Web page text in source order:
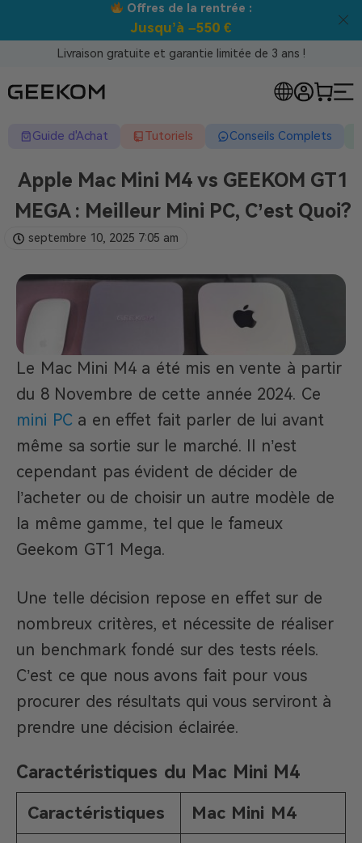
Meilleur prix garanti tous canaux !
Livraison gratuite et garantie limitée de 3 ans !
Guide d'Achat Tutoriels Conseils Complets
Apple Mac Mini M4 vs GEEKOM GT1
MEGA : Meilleur Mini PC, C’est Quoi?
septembre 10, 2025 7:05 am
Le Mac Mini M4 a été mis en vente à partir
du 8 Novembre de cette année 2024. Ce
mini PC a en effet fait parler de lui avant
même sa sortie sur le marché. Il n’est
cependant pas évident de décider de
l’acheter ou de choisir un autre modèle de
la même gamme, tel que le fameux
Geekom GT1 Mega.
Une telle décision repose en effet sur de
nombreux critères, et nécessite de réaliser
un benchmark fondé sur des tests réels.
C’est ce que nous avons fait pour vous
procurer des résultats qui vous serviront à
prendre une décision éclairée.
Caractéristiques du Mac Mini M4
Caractéristiques Mac Mini M4